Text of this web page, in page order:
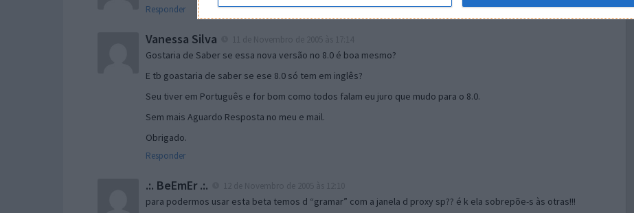
Responder
Vanessa Silva
Gostaria de Saber se essa nova versão no 8.0 é boa mesmo?
E tb goastaria de saber se ese 8.0 só tem em inglês?
Seu tiver em Português e for bom como todos falam eu juro que mudo para o 8.0.
Sem mais Aguardo Resposta no meu e mail.
Obrigado.
Responder
.:. BeEmEr .:.
para podermos usar esta beta temos d “gramar” com a janela d proxy sp?? é k ela sobrepõe-s às otras!!!